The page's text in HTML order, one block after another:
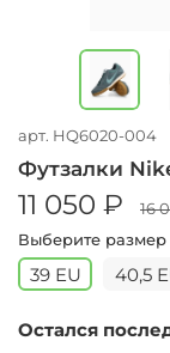
арт. HQ6020-004
Футзалки
11 050 ₽
16
Выберите размер
39 EU 40,5
Остался